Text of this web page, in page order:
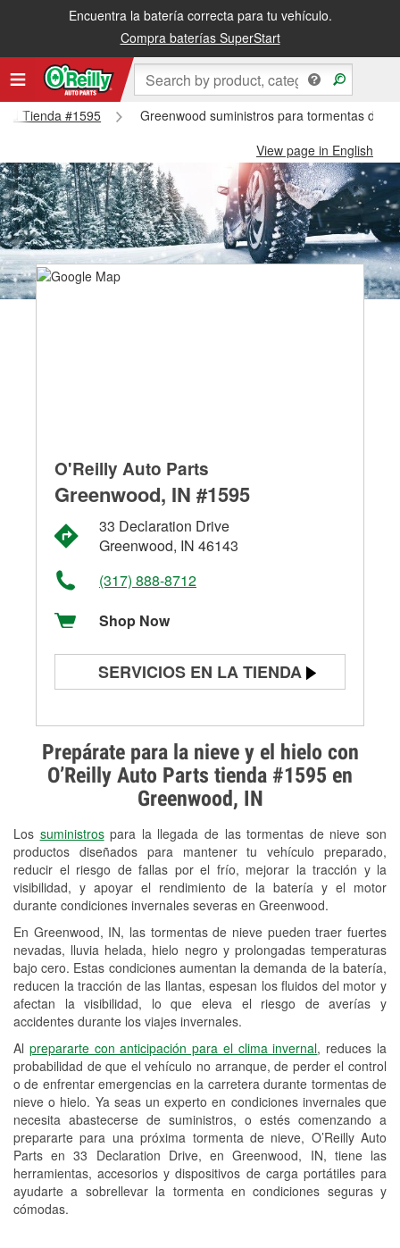
Encuentra la batería correcta para tu vehículo.
Compra baterías SuperStart
Tienda #1595
Greenwood suministros para tormentas de
View page in English
Prepárate para la nieve y el hielo con
O’Reilly Auto Parts tienda #1595 en
Greenwood, IN
Los suministrospara la llegada de las tormentas de nieve son
productos diseñados para mantener tu vehículo preparado,
reducir el riesgo de fallas por el frío, mejorar la tracción y la
visibilidad, y apoyar el rendimiento de la batería y el motor
durante condiciones invernales severas en Greenwood.
En Greenwood, IN, las tormentas de nieve pueden traer fuertes
nevadas, lluvia helada, hielo negro y prolongadas temperaturas
bajo cero. Estas condiciones aumentan la demanda de la batería,
reducen la tracción de las llantas, espesan los fluidos del motor y
afectan la visibilidad, lo que eleva el riesgo de averías y
accidentes durante los viajes invernales.
Al prepararte con anticipación para el clima invernal, reduces la
probabilidad de que el vehículo no arranque, de perder el control
o de enfrentar emergencias en la carretera durante tormentas de
nieve o hielo. Ya seas un experto en condiciones invernales que
necesita abastecerse de suministros, o estés comenzando a
prepararte para una próxima tormenta de nieve, O’Reilly Auto
Parts en 33 Declaration Drive, en Greenwood, IN, tiene las
herramientas, accesorios y dispositivos de carga portátiles para
ayudarte a sobrellevar la tormenta en condiciones seguras y
cómodas.
O'Reilly Auto Parts
Greenwood, IN #1595
33 Declaration Drive
Greenwood, IN 46143
(317) 888-8712
Shop Now
SERVICIOS EN LA TIENDA
Prueba de alternadores y
arrancadores
Revisión de la luz "Check Engine"
Reciclaje de baterías y aceite
Instalación de bombillas de faros
Instalación de limpiaparabrisas
Programa de Préstamo de
Herramientas
Rectificación de tambores y discos de
freno
Snowstorm Supplies
Tornado Supplies
Conoce más